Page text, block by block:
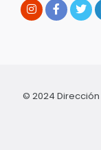
© 2024